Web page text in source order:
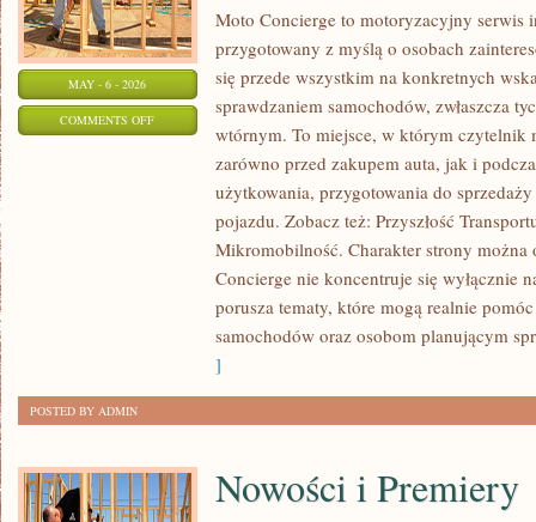
MAY - 6 - 2026
COMMENTS OFFON
Moto Concierge to motoryzacyjny serwis
przygotowany z myślą o osobach
się przede wszystkim na konkretnych
sprawdzaniem samochodów, zwłaszcza
wtórnym. To miejsce, w którym czytelnik
zarówno przed zakupem auta, jak i
użytkowania, przygotowania do
pojazdu. Zobacz też: Przyszłość
Mikromobilność. Charakter strony
Concierge nie koncentruje się wyłącznie
porusza tematy, które mogą realnie
samochodów oraz osobom planującym
]
POSTED BY ADMIN
Nowości i Premiery